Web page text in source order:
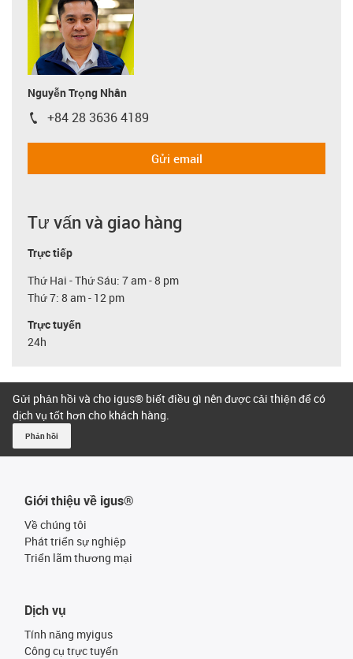
Nguyễn Trọng Nhân
igus-icon-phone
+84 28 3636 4189
Gửi email
Tư vấn và giao hàng
Trực tiếp
Thứ Hai - Thứ Sáu: 7 am - 8 pm
Thứ 7: 8 am - 12 pm
Trực tuyến
24h
Gửi phản hồi và cho igus® biết điều gì nên được cải thiện để có
dịch vụ tốt hơn cho khách hàng.
Phản hồi
Giới thiệu về igus®
Về chúng tôi
Phát triển sự nghiệp
Triển lãm thương mại
Dịch vụ
Tính năng myigus
Công cụ trực tuyến